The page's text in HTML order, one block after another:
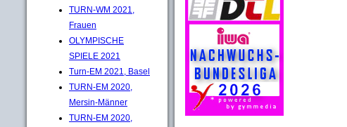
TURN-WM 2021,
Frauen
OLYMPISCHE
SPIELE 2021
Turn-EM 2021, Basel
TURN-EM 2020,
Mersin-Männer
TURN-EM 2020,